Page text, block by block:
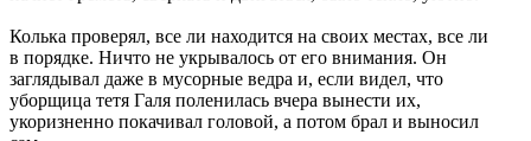
Колька проверял, все ли находится на своих местах, все ли
в порядке. Ничто не укрывалось от его внимания. Он
заглядывал даже в мусорные ведра и, если видел, что
уборщица тетя Галя поленилась вчера вынести их,
укоризненно покачивал головой, а потом брал и выносил